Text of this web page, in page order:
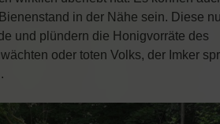
in der Nähe sein. Diese
und plündern die Honigvorräte des
oder toten Volks, der Imker